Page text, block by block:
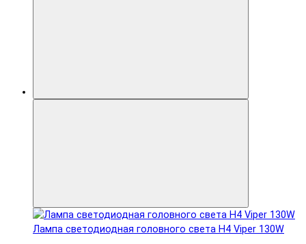
Лампа светодиодная головного света H4 Viper 130W